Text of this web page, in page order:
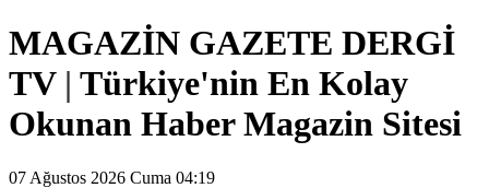
MAGAZİN GAZETE DERGİ
TV | Türkiye'nin En Kolay
Okunan Haber Magazin Sitesi
07 Ağustos 2026 Cuma 04:19